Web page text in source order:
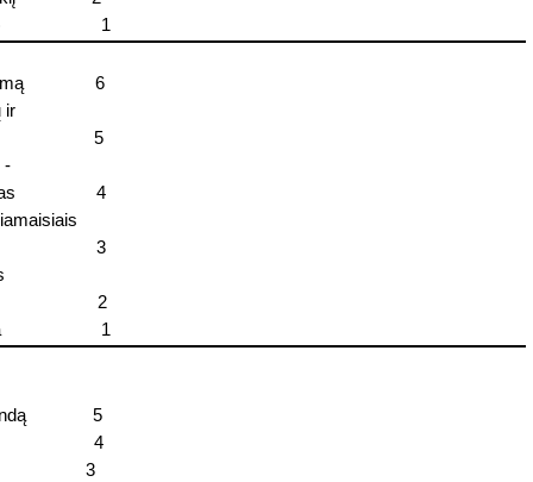
1
6
ir
5
-
4
3
2
1
5
4
3